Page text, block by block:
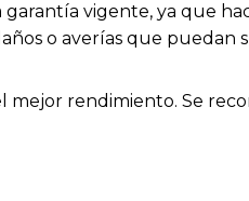
vigente, ya que
o averías que
mejor rendimiento. Se